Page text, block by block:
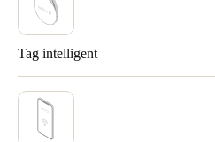
Tag intelligent